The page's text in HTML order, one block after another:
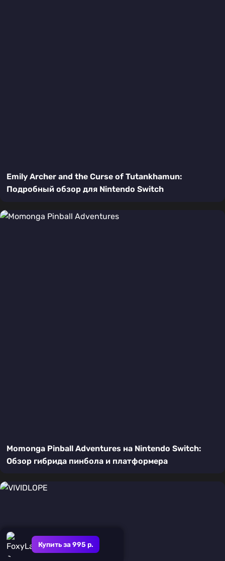
Купить за 995 р.
Emily Archer and the Curse of Tutankhamun:
Подробный обзор для Nintendo Switch
Momonga Pinball Adventures на Nintendo Switch:
Обзор гибрида пинбола и платформера